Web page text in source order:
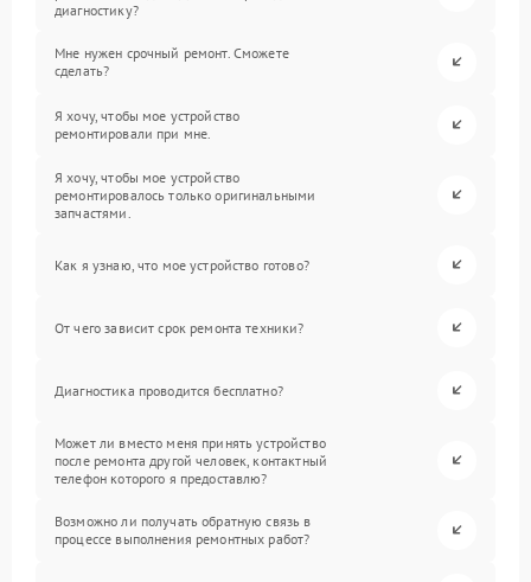
диагностику?
Мне нужен срочный ремонт. Сможете
сделать?
Я хочу, чтобы мое устройство
ремонтировали при мне.
Я хочу, чтобы мое устройство
ремонтировалось только оригинальными
запчастями.
Как я узнаю, что мое устройство готово?
От чего зависит срок ремонта техники?
Диагностика проводится бесплатно?
Может ли вместо меня принять устройство
после ремонта другой человек, контактный
телефон которого я предоставлю?
Возможно ли получать обратную связь в
процессе выполнения ремонтных работ?